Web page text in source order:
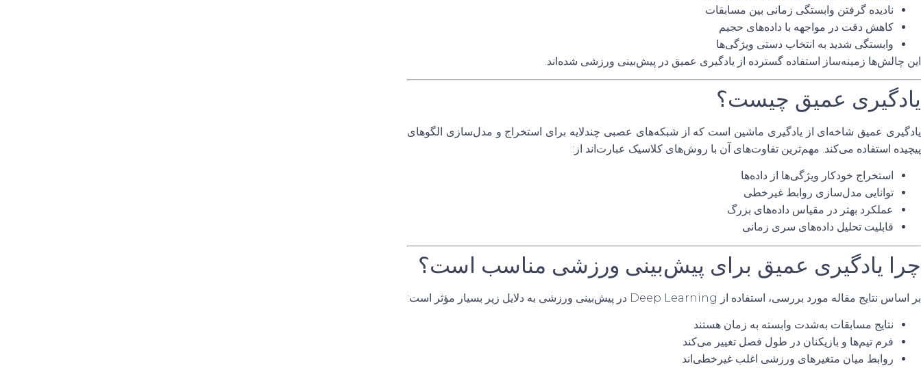
نادیده گرفتن وابستگی زمانی بین مسابقات
کاهش دقت در مواجهه با داده‌های حجیم
وابستگی شدید به انتخاب دستی ویژگی‌ها
این چالش‌ها زمینه‌ساز استفاده گسترده از یادگیری عمیق در پیش‌بینی ورزشی شده‌اند.
یادگیری عمیق چیست؟
یادگیری عمیق شاخه‌ای از یادگیری ماشین است که از شبکه‌های عصبی چندلایه برای استخراج و مدل‌سازی الگوهای
پیچیده استفاده می‌کند. مهم‌ترین تفاوت‌های آن با روش‌های کلاسیک عبارت‌اند از:
استخراج خودکار ویژگی‌ها از داده‌ها
توانایی مدل‌سازی روابط غیرخطی
عملکرد بهتر در مقیاس داده‌های بزرگ
قابلیت تحلیل داده‌های سری زمانی
چرا یادگیری عمیق برای پیش‌بینی ورزشی مناسب است؟
بر اساس نتایج مقاله مورد بررسی، استفاده از Deep Learning در پیش‌بینی ورزشی به دلایل زیر بسیار مؤثر است:
نتایج مسابقات به‌شدت وابسته به زمان هستند
فرم تیم‌ها و بازیکنان در طول فصل تغییر می‌کند
روابط میان متغیرهای ورزشی اغلب غیرخطی‌اند